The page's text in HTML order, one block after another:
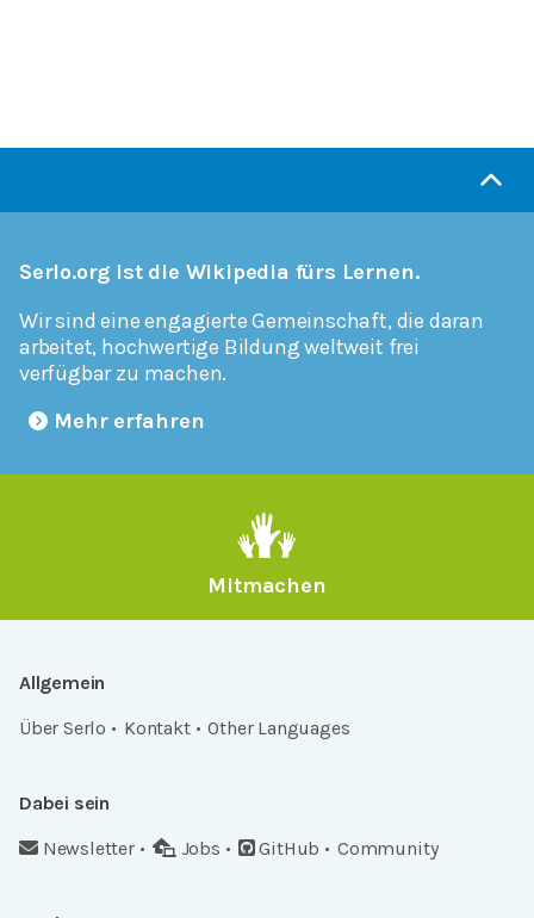
Serlo.org ist die Wikipedia fürs Lernen.
Wir sind eine engagierte Gemeinschaft, die daran
arbeitet, hochwertige Bildung weltweit frei
verfügbar zu machen.
Mehr erfahren
Mitmachen
Allgemein
Über Serlo
Kontakt Other Languages
Dabei sein
Newsletter
Jobs GitHub Community